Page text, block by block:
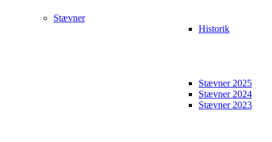
Stævner
Historik
Stævner 2025
Stævner 2024
Stævner 2023